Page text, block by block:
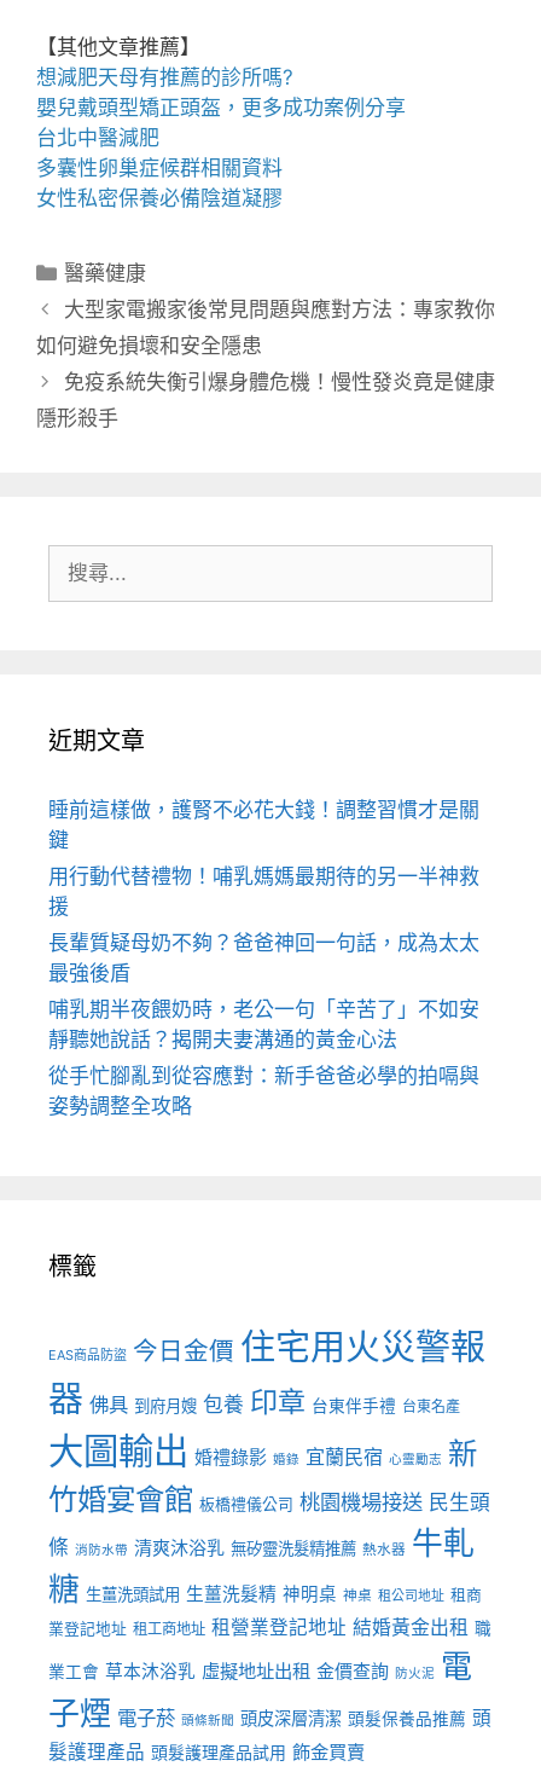
【其他文章推薦】
想減肥天母有推薦的診所嗎?
嬰兒戴頭型矯正頭盔，更多成功案例分享
台北中醫減肥
多囊性卵巢症候群相關資料
女性私密保養必備 陰道凝膠
分
類
醫藥健康
大型家電搬家後常見問題與應對方法：專家教你
如何避免損壞和安全隱患
免疫系統失衡引爆身體危機！慢性發炎竟是健康
隱形殺手
尋:
近期文章
睡前這樣做，護腎不必花大錢！調整習慣才是關
鍵
用行動代替禮物！哺乳媽媽最期待的另一半神救
援
長輩質疑母奶不夠？爸爸神回一句話，成為太太
最強後盾
哺乳期半夜餵奶時，老公一句「辛苦了」不如安
靜聽她說話？揭開夫妻溝通的黃金心法
從手忙腳亂到從容應對：新手爸爸必學的拍嗝與
姿勢調整全攻略
標籤
EAS商品防盜 今日金價 住宅用火災警報
器 佛具 到府月嫂 包養 印章 台東伴手禮 台東名產
大圖輸出 婚禮錄影 婚錄 宜蘭民宿 心靈勵志 新
竹婚宴會館 板橋禮儀公司 桃園機場接送 民生頭
條 消防水帶 清爽沐浴乳 無矽靈洗髮精推薦 熱水器 牛軋
糖 生薑洗頭試用 生薑洗髮精 神明桌 神桌 租公司地址 租商
業登記地址 租工商地址 租營業登記地址 結婚黃金出租 職
業工會 草本沐浴乳 虛擬地址出租 金價查詢 防火泥 電
子煙 電子菸 頭條新聞 頭皮深層清潔 頭髮保養品推薦 頭
髮護理產品 頭髮護理產品試用 飾金買賣